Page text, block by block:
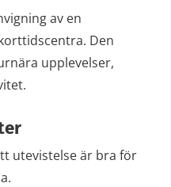
av en
Den
upplevelser,
utevistelse är bra för